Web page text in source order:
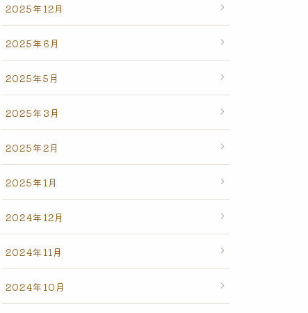
2025年12月
2025年6月
2025年5月
2025年3月
2025年2月
2025年1月
2024年12月
2024年11月
2024年10月